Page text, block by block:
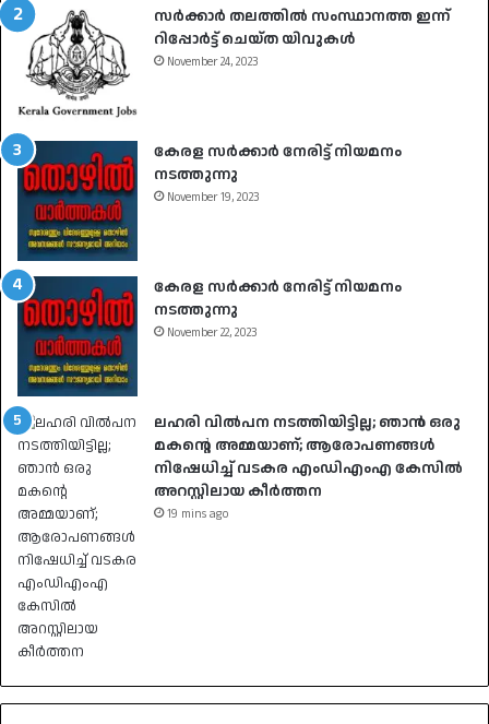
സർക്കാർ തലത്തിൽ സംസ്ഥാനത്ത ഇന്ന്
റിപ്പോർട്ട് ചെയ്ത യിവുകൾ
November 24, 2023
കേരള സർക്കാർ നേരിട്ട് നിയമനം
നടത്തുന്നു
November 19, 2023
കേരള സർക്കാർ നേരിട്ട് നിയമനം
നടത്തുന്നു
November 22, 2023
ലഹരി വിൽപന നടത്തിയിട്ടില്ല; ഞാൻ ഒരു
മകൻ്റെ അമ്മയാണ്; ആരോപണങ്ങൾ
നിഷേധിച്ച് വടകര എംഡിഎംഎ കേസിൽ
അറസ്റ്റിലായ കീർത്തന
19 mins ago